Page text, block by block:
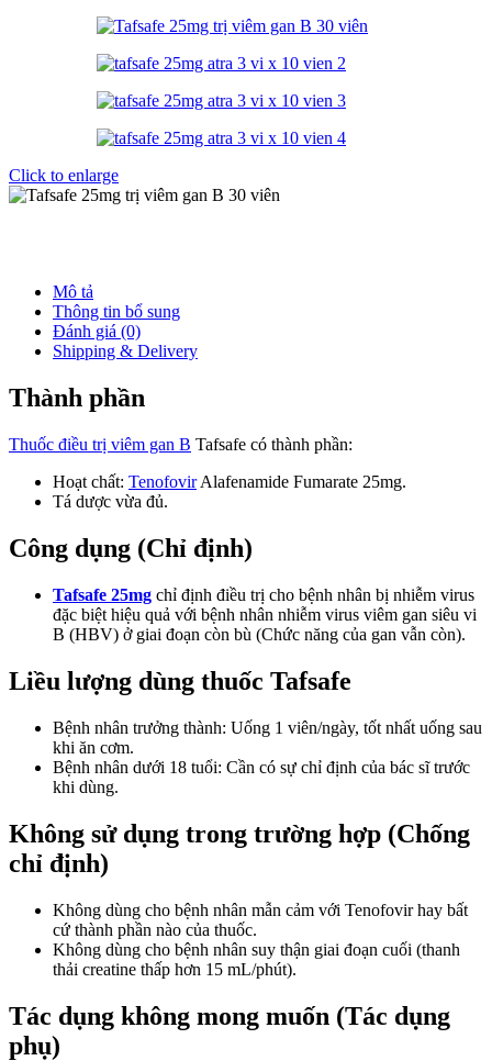
Click to enlarge
Mô tả
Thông tin bổ sung
Đánh giá (0)
Shipping & Delivery
Thành phần
Thuốc điều trị viêm gan B Tafsafe có thành phần:
Hoạt chất: TenofovirAlafenamide Fumarate 25mg.
Tá dược vừa đủ.
Công dụng (Chỉ định)
Tafsafe 25mg chỉ định điều trị cho bệnh nhân bị nhiễm virus
đặc biệt hiệu quả với bệnh nhân nhiễm virus viêm gan siêu vi
B (HBV) ở giai đoạn còn bù (Chức năng của gan vẫn còn).
Liều lượng dùng thuốc Tafsafe
Bệnh nhân trưởng thành: Uống 1 viên/ngày, tốt nhất uống sau
khi ăn cơm.
Bệnh nhân dưới 18 tuổi: Cần có sự chỉ định của bác sĩ trước
khi dùng.
Không sử dụng trong trường hợp (Chống
chỉ định)
Không dùng cho bệnh nhân mẫn cảm với Tenofovir hay bất
cứ thành phần nào của thuốc.
Không dùng cho bệnh nhân suy thận giai đoạn cuối (thanh
thải creatine thấp hơn 15 mL/phút).
Tác dụng không mong muốn (Tác dụng
phụ)